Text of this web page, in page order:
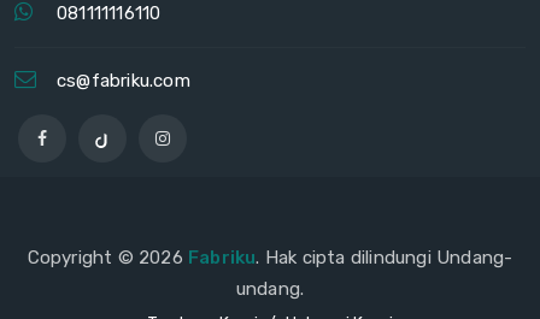
081111116110
cs@fabriku.com
Copyright © 2026 Fabriku. Hak cipta dilindungi Undang-
undang.